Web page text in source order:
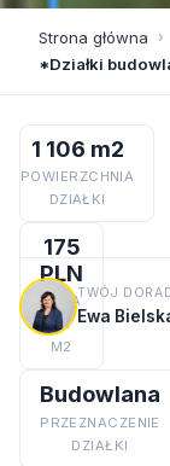
Strona główna ›
*Działki
1 106 m2
POWIERZCHNIA
DZIAŁKI
175
PLN
CENA
ZA
M2
Budowlana
PRZEZNACZENIE
DZIAŁKI
TWÓJ
Ewa